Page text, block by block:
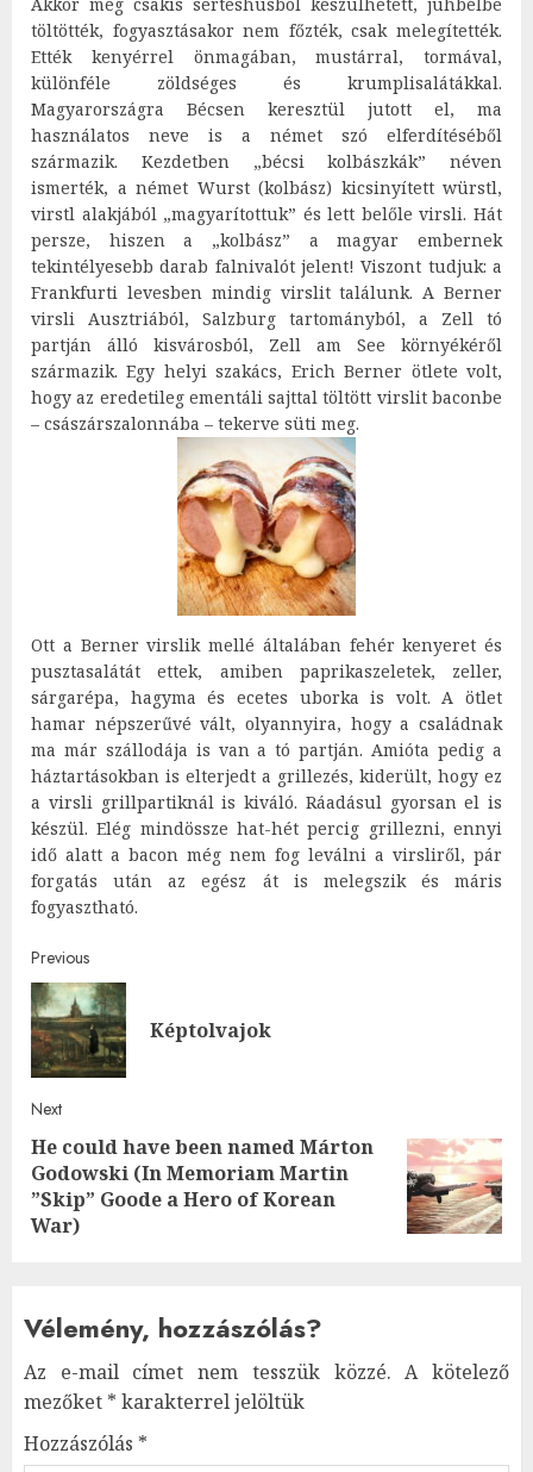
töltötték, fogyasztásakor nem főzték, csak melegítették.
Ették kenyérrel önmagában, mustárral, tormával,
különféle zöldséges és krumplisalátákkal.
Magyarországra Bécsen keresztül jutott el, ma
használatos neve is a német szó elferdítéséből
származik. Kezdetben „bécsi kolbászkák” néven
ismerték, a német Wurst (kolbász) kicsinyített würstl,
virstl alakjából „magyarítottuk” és lett belőle virsli. Hát
persze, hiszen a „kolbász” a magyar embernek
tekintélyesebb darab falnivalót jelent! Viszont tudjuk: a
Frankfurti levesben mindig virslit találunk. A Berner
virsli Ausztriából, Salzburg tartományból, a Zell tó
partján álló kisvárosból, Zell am See környékéről
származik. Egy helyi szakács, Erich Berner ötlete volt,
hogy az eredetileg ementáli sajttal töltött virslit baconbe
– császárszalonnába – tekerve süti meg.
Ott a Berner virslik mellé általában fehér kenyeret és
pusztasalátát ettek, amiben paprikaszeletek, zeller,
sárgarépa, hagyma és ecetes uborka is volt. A ötlet
hamar népszerűvé vált, olyannyira, hogy a családnak
ma már szállodája is van a tó partján. Amióta pedig a
háztartásokban is elterjedt a grillezés, kiderült, hogy ez
a virsli grillpartiknál is kiváló. Ráadásul gyorsan el is
készül. Elég mindössze hat-hét percig grillezni, ennyi
idő alatt a bacon még nem fog leválni a virsliről, pár
forgatás után az egész át is melegszik és máris
fogyasztható.
Post
navigation
Previous
Képtolvajok
Next
Next
post:
He could have been named Márton
Godowski (In Memoriam Martin
”Skip” Goode a Hero of Korean
War)
Vélemény, hozzászólás?
Az e-mail címet nem tesszük közzé. A kötelező
mezőket * karakterrel jelöltük
Hozzászólás *